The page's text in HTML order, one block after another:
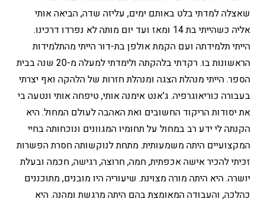
שאצלה למדתי בלט באותם ימים, עליזה שדה, הביאה אותי
אליה כשהייתי בת 14 ומאז ועד יום מותה לא נפרדו דרכינו.
הייתי תלמידתה ועם הקמת אולפן בת-דור הייתי מהתלמידות
הראשונות בו. רקדתי בלהקתה ולימדתי למעלה מ-20 שנה בבית
הספר. הייתי מנהלת הצגה ומנהלת חזרות של הלהקה ואף יצרתי
בעבורה כוריאוגרפיה. ג'אנט אימנה אותי, טיפחה אותי ונטעה בי
את יסודות הריקוד החשובים ואת האהבה לעולם המחול. היא
הקנתה לי ידע רב במחול על תחומיו המגוונים ונוכחותה בחיי
המקצועיים היתה משמעותית. מתחת לנוקשותה חסרת הפשרות
זכיתי להכיר אישה אכפתית, חמה, חרוצה, רגישה, חכמה ובעלת
יושרה. היא היתה מורה מצוינת. שיעוריה היו מובנים, מתוכננים
כהלכה, והעבודה המאומצת בהם היתה מרגשת ומהנה. היא